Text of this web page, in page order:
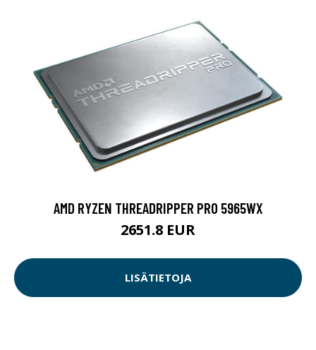
AMD RYZEN THREADRIPPER PRO 5965WX
2651.8 EUR
LISÄTIETOJA